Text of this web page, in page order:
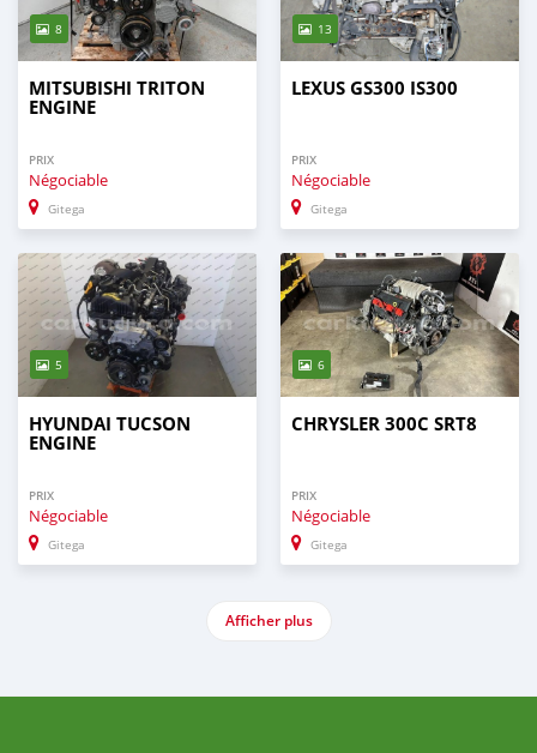
8
MITSUBISHI TRITON
ENGINE
PRIX
Négociable
Gitega
13
LEXUS GS300 IS300
PRIX
Négociable
Gitega
5
HYUNDAI TUCSON
ENGINE
PRIX
Négociable
Gitega
6
CHRYSLER 300C SRT8
PRIX
Négociable
Gitega
Afficher plus